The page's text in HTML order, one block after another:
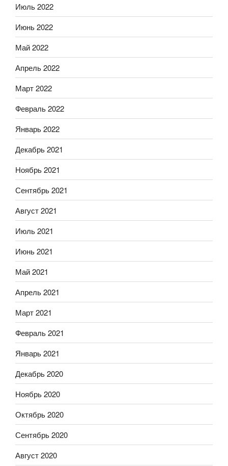
Июль 2022
Июнь 2022
Май 2022
Апрель 2022
Март 2022
Февраль 2022
Январь 2022
Декабрь 2021
Ноябрь 2021
Сентябрь 2021
Август 2021
Июль 2021
Июнь 2021
Май 2021
Апрель 2021
Март 2021
Февраль 2021
Январь 2021
Декабрь 2020
Ноябрь 2020
Октябрь 2020
Сентябрь 2020
Август 2020